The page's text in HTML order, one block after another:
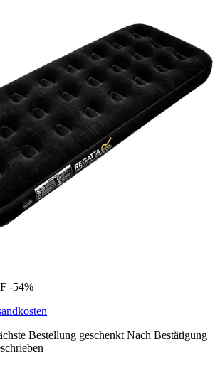
-54%
Bestellung geschenkt Nach Bestätigung